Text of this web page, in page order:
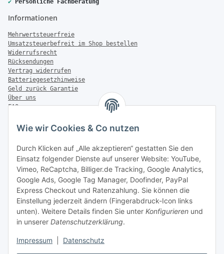
Wie wir Cookies & Co nutzen
Durch Klicken auf „Alle akzeptieren“ gestatten Sie den
Einsatz folgender Dienste auf unserer Website: YouTube,
Vimeo, ReCaptcha, Billiger.de Tracking, Google Analytics,
Google Ads, Google Tag Manager, Doofinder, PayPal
Express Checkout und Ratenzahlung. Sie können die
Einstellung jederzeit ändern (Fingerabdruck-Icon links
unten). Weitere Details finden Sie unter Konfigurieren und
in unserer Datenschutzerklärung.
Impressum Datenschutz
Informationen
Mehrwertsteuerfreie
Umsatzsteuerbefreit im Shop bestellen
Widerrufsrecht
Rücksendungen
Vertrag widerrufen
Batteriegesetzhinweise
Geld zurück Garantie
Über uns
FAQ
Zahlung & Versand
Versandinformationen
Sonstiges